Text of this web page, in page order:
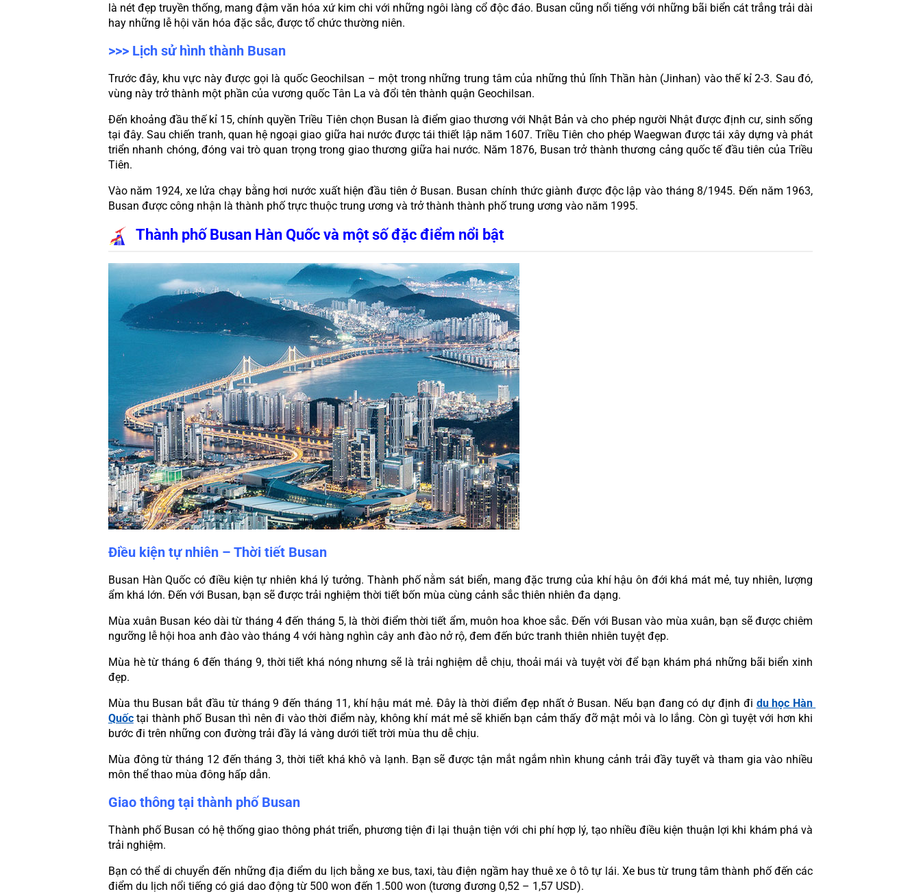
là nét đẹp truyền thống, mang đậm văn hóa xứ kim chi với những ngôi làng cổ độc đáo. Busan cũng nổi tiếng với những bãi biển cát trắng trải dài
hay những lễ hội văn hóa đặc sắc, được tổ chức thường niên.
>>> Lịch sử hình thành Busan
Trước đây, khu vực này được gọi là quốc Geochilsan – một trong những trung tâm của những thủ lĩnh Thần hàn (Jinhan) vào thế kỉ 2-3. Sau đó,
vùng này trở thành một phần của vương quốc Tân La và đổi tên thành quận Geochilsan.
Đến khoảng đầu thế kỉ 15, chính quyền Triều Tiên chọn Busan là điểm giao thương với Nhật Bản và cho phép người Nhật được định cư, sinh sống
tại đây. Sau chiến tranh, quan hệ ngoại giao giữa hai nước được tái thiết lập năm 1607. Triều Tiên cho phép Waegwan được tái xây dựng và phát
triển nhanh chóng, đóng vai trò quan trọng trong giao thương giữa hai nước. Năm 1876, Busan trở thành thương cảng quốc tế đầu tiên của Triều
Tiên.
Vào năm 1924, xe lửa chạy bằng hơi nước xuất hiện đầu tiên ở Busan. Busan chính thức giành được độc lập vào tháng 8/1945. Đến năm 1963,
Busan được công nhận là thành phố trực thuộc trung ương và trở thành thành phố trung ương vào năm 1995.
Thành phố Busan Hàn Quốc và một số đặc điểm nổi bật
Điều kiện tự nhiên – Thời tiết Busan
Busan Hàn Quốc có điều kiện tự nhiên khá lý tưởng. Thành phố nằm sát biển, mang đặc trưng của khí hậu ôn đới khá mát mẻ, tuy nhiên, lượng
ẩm khá lớn. Đến với Busan, bạn sẽ được trải nghiệm thời tiết bốn mùa cùng cảnh sắc thiên nhiên đa dạng.
Mùa xuân Busan kéo dài từ tháng 4 đến tháng 5, là thời điểm thời tiết ẩm, muôn hoa khoe sắc. Đến với Busan vào mùa xuân, bạn sẽ được chiêm
ngưỡng lễ hội hoa anh đào vào tháng 4 với hàng nghìn cây anh đào nở rộ, đem đến bức tranh thiên nhiên tuyệt đẹp.
Mùa hè từ tháng 6 đến tháng 9, thời tiết khá nóng nhưng sẽ là trải nghiệm dễ chịu, thoải mái và tuyệt vời để bạn khám phá những bãi biển xinh
đẹp.
Mùa thu Busan bắt đầu từ tháng 9 đến tháng 11, khí hậu mát mẻ. Đây là thời điểm đẹp nhất ở Busan. Nếu bạn đang có dự định đi du học Hàn
Quốc tại thành phố Busan thì nên đi vào thời điểm này, không khí mát mẻ sẽ khiến bạn cảm thấy đỡ mật mỏi và lo lắng. Còn gì tuyệt với hơn khi
bước đi trên những con đường trải đầy lá vàng dưới tiết trời mùa thu dễ chịu.
Mùa đông từ tháng 12 đến tháng 3, thời tiết khá khô và lạnh. Bạn sẽ được tận mắt ngắm nhìn khung cảnh trải đầy tuyết và tham gia vào nhiều
môn thể thao mùa đông hấp dẫn.
Giao thông tại thành phố Busan
Thành phố Busan có hệ thống giao thông phát triển, phương tiện đi lại thuận tiện với chi phí hợp lý, tạo nhiều điều kiện thuận lợi khi khám phá và
trải nghiệm.
Bạn có thể di chuyển đến những địa điểm du lịch bằng xe bus, taxi, tàu điện ngầm hay thuê xe ô tô tự lái. Xe bus từ trung tâm thành phố đến các
điểm du lịch nổi tiếng có giá dao động từ 500 won đến 1.500 won (tương đương 0,52 – 1,57 USD).